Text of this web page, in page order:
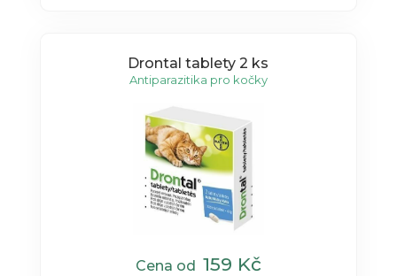
Drontal tablety 2 ks
Antiparazitika pro kočky
Cena od 159 Kč